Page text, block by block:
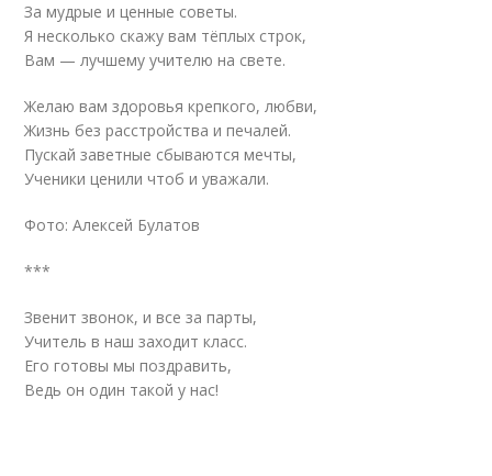
За мудрые и ценные советы.
Я несколько скажу вам тёплых строк,
Вам — лучшему учителю на свете.
Желаю вам здоровья крепкого, любви,
Жизнь без расстройства и печалей.
Пускай заветные сбываются мечты,
Ученики ценили чтоб и уважали.
Фото: Алексей Булатов
***
Звенит звонок, и все за парты,
Учитель в наш заходит класс.
Его готовы мы поздравить,
Ведь он один такой у нас!